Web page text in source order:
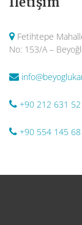
Fetihtepe
No: 153/A –
+90 212 631
+90 554 145